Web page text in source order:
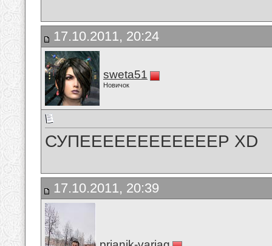
17.10.2011, 20:24
sweta51
Новичок
СУПЕЕЕЕЕЕЕЕЕЕЕЕР XD
17.10.2011, 20:39